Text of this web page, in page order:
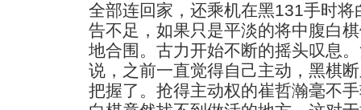
全部连回家，还乘机在黑131手时
告不足，如果只是平淡的将中腹白
地合围。古力开始不断的摇头叹息
说，之前一直觉得自己主动，黑棋
把握了。抢得主动权的崔哲瀚毫不